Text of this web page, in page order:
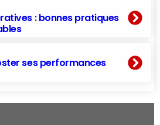
: bonnes pratiques
ses performances